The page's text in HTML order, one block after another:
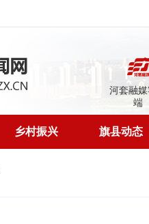
河套融
端
乡村振兴 旗县动态